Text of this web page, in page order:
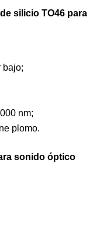
silicio TO46 para
bajo;
nm;
plomo.
sonido óptico